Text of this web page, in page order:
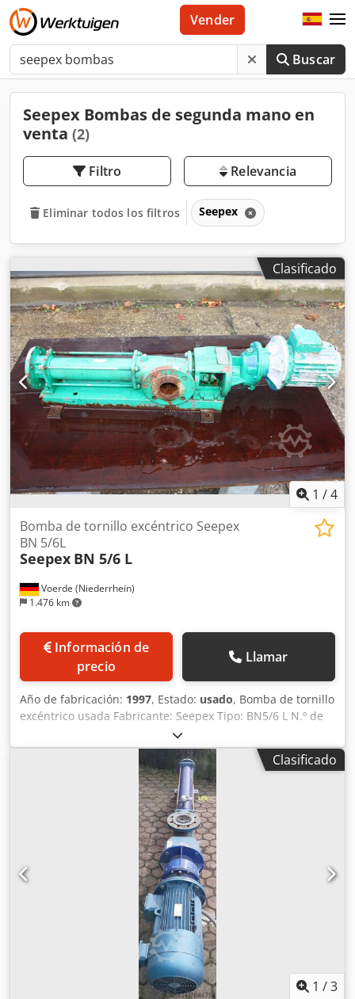
Buscar
Vender
Seepex Bombas de segunda mano en
venta (2)
Filtro Relevancia
Eliminar todos los filtros Seepex
Clasificado
1 /4
Voerde (Niederrhein)
1.476 km
Bomba de tornillo excéntrico Seepex
BN 5/6L
Seepex BN 5/6 L
Información de
precio
Llamar
Año de fabricación: 1997, Estado: usado, Bomba de tornillo
excéntrico usada Fabricante: Seepex Tipo: BN5/6 L N.º de
serie: 97935 Codpfxjilpwbe Ap Herf Año de fabricación:
1997 Etapa de presión: 6L Dimensiones: L 1150 mm
Clasificado
1 /3